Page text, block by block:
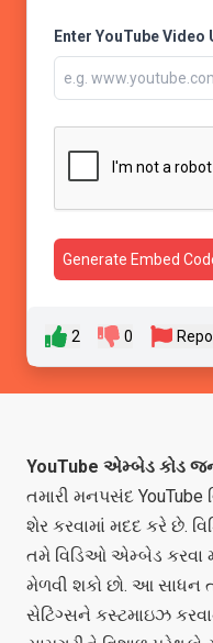
Enter YouTube Video
Generate Embed
2 0
YouTube એમ્બેડ કોડ
તમારી મનપસંદ
શેર કરવામાં મદદ કરે છે.
તમે વિડિઓ એમ્બેડ કરવા
મેળવી શકો છો. આ સાધન
સેટિંગ્સને કસ્ટમાઇઝ